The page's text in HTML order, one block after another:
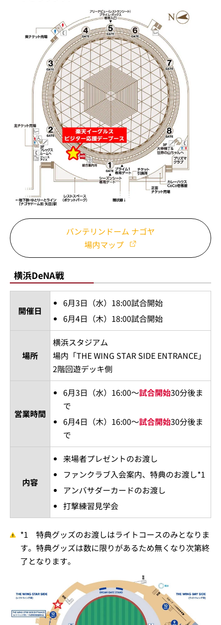
バンテリンドーム ナゴヤ
場内マップ
横浜DeNA戦
開催日
6月3日（水）18:00試合開始
6月4日（木）18:00試合開始
場所
横浜スタジアム
場内「THE WING STAR SIDE ENTRANCE」
2階回遊デッキ側
営業時間
6月3日（水）16:00～試合開始30分後ま
で
6月4日（木）16:00～試合開始30分後ま
で
内容
来場者プレゼントのお渡し
ファンクラブ入会案内、特典のお渡し*1
アンバサダーカードのお渡し
打撃練習見学会
*1 特典グッズのお渡しはライトコースのみとなりま
す。特典グッズは数に限りがあるため無くなり次第終
了となります。